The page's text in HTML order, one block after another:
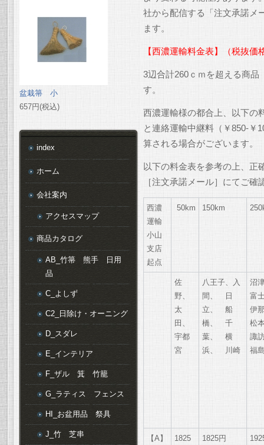
社から配信する「注文承諾メ
ます。
【西濃運輸料金表】（税抜価
3辺合計260ｃｍを超える商
す。
西濃運輸様の都合上、以下の
と連絡運輸中継料（￥850-￥
算される場合がございます。
以下の料金表を参考の上、正
［注文承諾メール］にてご確
西濃
運輸
小山
支店
起点
50km 150km
佐
野、
太
田、
宇都
宮
八王子、入
間、 日
立、 船
橋、 千
葉、 横
浜、 川崎
沼
富
伊
松
諏
福
【A】 1825 1825円
盆栽箒 小
657円(税込)
index
ホーム
会社案内
アクセスマップ
商品カタログ
AB_竹箒 熊手 日用
品
C_よしず
C2_日除け・オーニング
D_スダレ
E_インテリア
F_ザル 箕 竹籠
G_ラティス フェンス
HI_お盆用品 祭具
J_竹 芝串